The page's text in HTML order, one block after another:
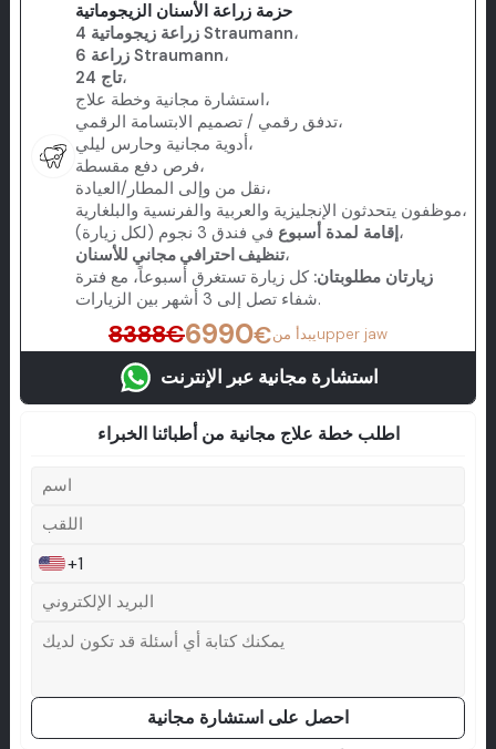
حزمة زراعة الأسنان الزيجوماتية
4 زراعة زيجوماتية Straumann،
6 زراعة Straumann،
24 تاج،
استشارة مجانية وخطة علاج،
تدفق رقمي / تصميم الابتسامة الرقمي،
أدوية مجانية وحارس ليلي،
فرص دفع مقسطة،
نقل من وإلى المطار/العيادة،
موظفون يتحدثون الإنجليزية والعربية والفرنسية والبلغارية،
إقامة لمدة أسبوعفي فندق 3 نجوم (لكل زيارة)،
تنظيف احترافي مجاني للأسنان،
زيارتان مطلوبتان: كل زيارة تستغرق أسبوعاً، مع فترة
شفاء تصل إلى 3 أشهر بين الزيارات.
8388€6990€يبدأ منupper jaw
استشارة مجانية عبر الإنترنت
اطلب خطة علاج مجانية من أطبائنا الخبراء
+1
احصل على استشارة مجانية